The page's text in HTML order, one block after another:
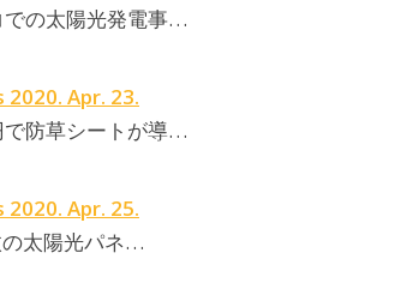
での太陽光発電事…
2020. Apr. 23.
で防草シートが導…
2020. Apr. 25.
の太陽光パネ…